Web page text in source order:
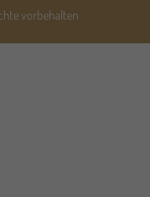
vorbehalten